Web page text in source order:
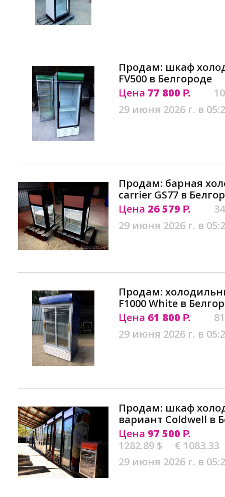
Продам: шкаф
FV500 в Белгороде
Цена 77 800 Р.
29 июня 2026 г. в
Продам: барная
carrier GS77 в
Цена 26 579 Р.
29 июня 2026 г. в
Продам:
F1000 White в
Цена 61 800 Р.
29 июня 2026 г. в
Продам: шкаф
вариант Coldwell в
Цена 97 500 Р.
1282.89 $
€ 1083.33
29 июня 2026 г. в